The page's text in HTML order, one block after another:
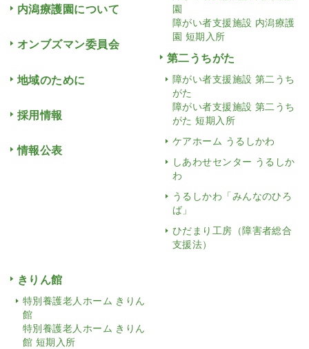
内潟療護園について
オンブズマン委員会
地域のために
採用情報
情報公表
園
障がい者支援施設 内潟療護
園 短期入所
第二うちがた
障がい者支援施設 第二うち
がた
障がい者支援施設 第二うち
がた 短期入所
ケアホーム うるしかわ
しあわせセンター うるしか
わ
うるしかわ「みんなのひろ
ば」
ひだまり工房（障害者総合
支援法）
きりん館
特別養護老人ホーム きりん
館
特別養護老人ホーム きりん
館 短期入所